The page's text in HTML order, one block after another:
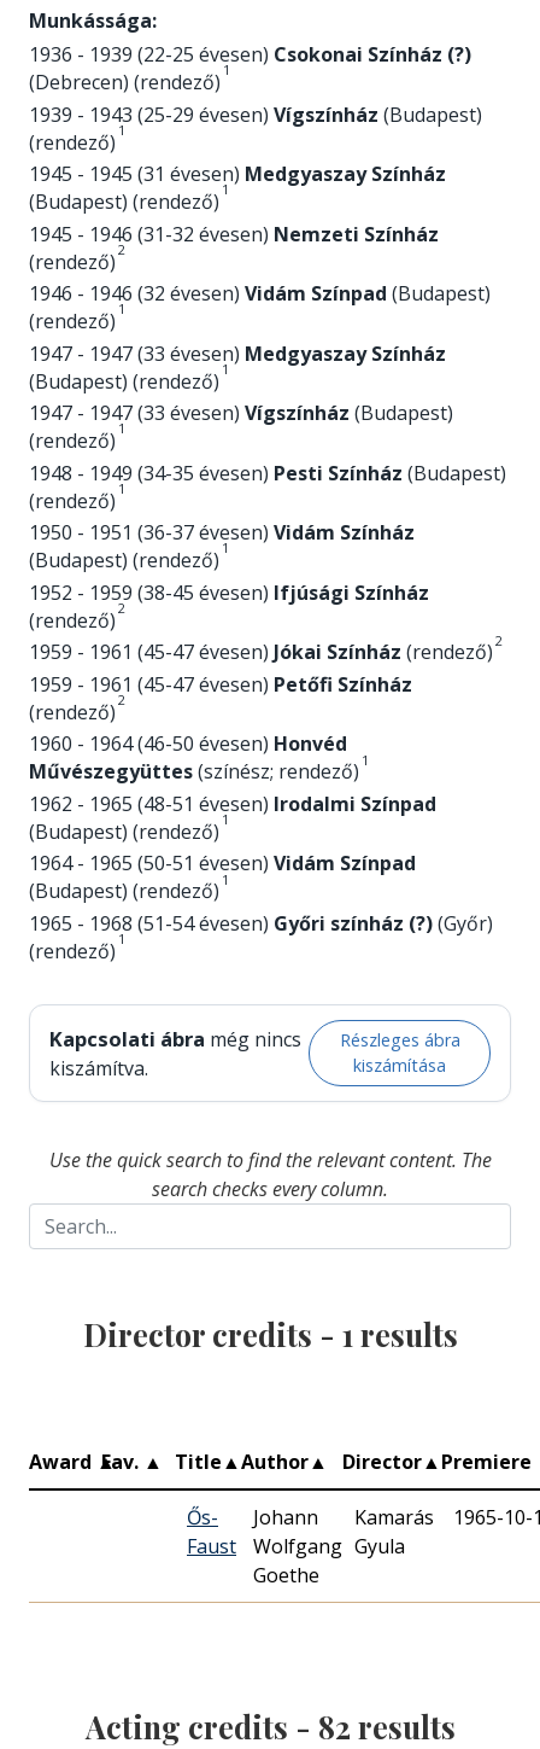
Munkássága:
1936 - 1939 (22-25 évesen) Csokonai Színház (?)
(Debrecen) (rendező) 1
1939 - 1943 (25-29 évesen) Vígszínház (Budapest)
(rendező) 1
1945 - 1945 (31 évesen) Medgyaszay Színház
(Budapest) (rendező) 1
1945 - 1946 (31-32 évesen) Nemzeti Színház
(rendező) 2
1946 - 1946 (32 évesen) Vidám Színpad (Budapest)
(rendező) 1
1947 - 1947 (33 évesen) Medgyaszay Színház
(Budapest) (rendező) 1
1947 - 1947 (33 évesen) Vígszínház (Budapest)
(rendező) 1
1948 - 1949 (34-35 évesen) Pesti Színház (Budapest)
(rendező) 1
1950 - 1951 (36-37 évesen) Vidám Színház
(Budapest) (rendező) 1
1952 - 1959 (38-45 évesen) Ifjúsági Színház
(rendező) 2
1959 - 1961 (45-47 évesen) Jókai Színház (rendező) 2
1959 - 1961 (45-47 évesen) Petőfi Színház
(rendező) 2
1960 - 1964 (46-50 évesen) Honvéd
Művészegyüttes(színész; rendező) 1
1962 - 1965 (48-51 évesen) Irodalmi Színpad
(Budapest) (rendező) 1
1964 - 1965 (50-51 évesen) Vidám Színpad
(Budapest) (rendező) 1
1965 - 1968 (51-54 évesen) Győri színház (?)(Győr)
(rendező) 1
Kapcsolati ábra még nincs
kiszámítva.
Részleges ábra
kiszámítása
Use the quick search to find the relevant content. The
search checks every column.
Director credits - 1 results
Award ▲
Fav. ▲ Title▲Author▲ Director▲Premiere
Ős-
Faust
Johann
Wolfgang
Goethe
Kamarás
Gyula
1965-10-
Acting credits - 82 results